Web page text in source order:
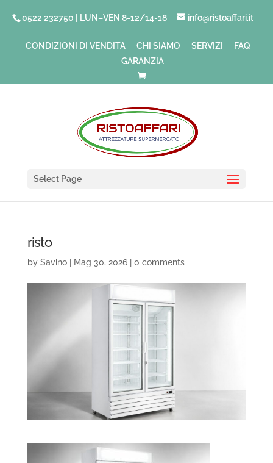
0522 232750 | LUN–VEN 8-12/14-18 info@ristoaffari.it
CONDIZIONI DI VENDITA CHI SIAMO SERVIZI
FAQ
GARANZIA
Select Page
risto
by Savino| Mag 30, 2026| 0 comments